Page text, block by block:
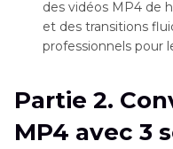
des vidéos MP4 de
et des transitions
professionnels pour
Partie 2.
MP4 avec 3